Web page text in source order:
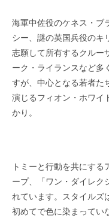
海軍中佐役のケネス・ブ
シー、謎の英国兵役のキ
志願して所有するクルー
ーク・ライランスなど多
すが、中心となる若者た
演じるフィオン・ホワイ
かり。
トミーと行動を共にす
ープ、「ワン・ダイレク
れています。スタイルズ
初めてで色に染まってい